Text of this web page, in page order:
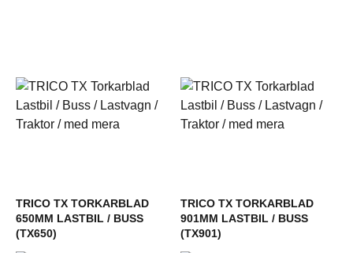
TRICO TX TORKARBLAD
650MM LASTBIL / BUSS
(TX650)
TRICO TX TORKARBLAD
901MM LASTBIL / BUSS
(TX901)